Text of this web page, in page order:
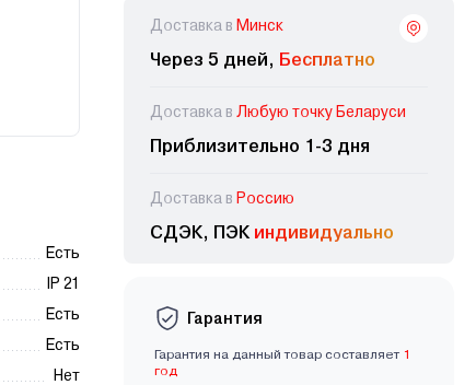
Есть
IP 21
Есть
Есть
Нет
Доставка в Минск
Через 5 дней, Бесплатно
Доставка в Любую точку Беларуси
Приблизительно 1-3 дня
Доставка в Россию
СДЭК, ПЭК индивидуально
Гарантия
Гарантия на данный товар составляет 1
год